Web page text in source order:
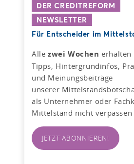
DER CREDITREFORM
NEWSLETTER
Für Entscheider im
Alle zwei Wochen erhalten
Tipps, Hintergrundinfos,
und Meinungsbeiträge
unserer
als Unternehmer oder
Mittelstand nicht
JETZT ABONNIEREN!